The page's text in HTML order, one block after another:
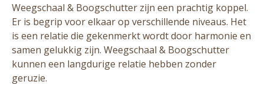
Weegschaal & Boogschutter zijn een prachtig koppel.
Er is begrip voor elkaar op verschillende niveaus. Het
is een relatie die gekenmerkt wordt door harmonie en
samen gelukkig zijn. Weegschaal & Boogschutter
kunnen een langdurige relatie hebben zonder
geruzie.